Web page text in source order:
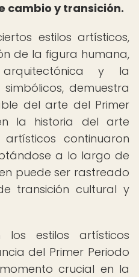
cambio y transición.
estilos artísticos,
de la figura humana,
y la
demuestra
del arte del Primer
la historia del arte
continuaron
a lo largo de
puede ser rastreado
transición cultural y
los estilos artísticos
del Primer Periodo
crucial en la